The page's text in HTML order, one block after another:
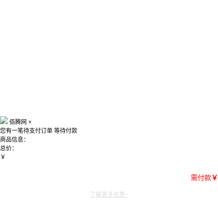
佰腾网 ×
您有一笔待支付订单 等待付款
商品信息：
总价：
￥
需付款￥
了解更多优惠~